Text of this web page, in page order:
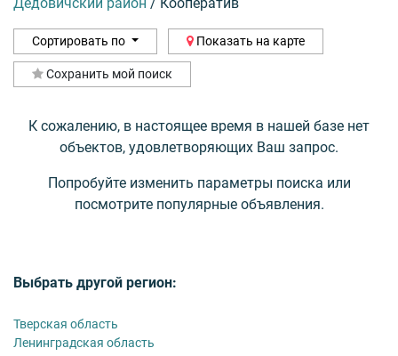
Сортировать по Показать на карте
Сохранить мой поиск
К сожалению, в настоящее время в нашей базе нет
объектов, удовлетворяющих Ваш запрос.
Попробуйте изменить параметры поиска или
посмотрите популярные объявления.
Выбрать другой регион:
Тверская область
Ленинградская область